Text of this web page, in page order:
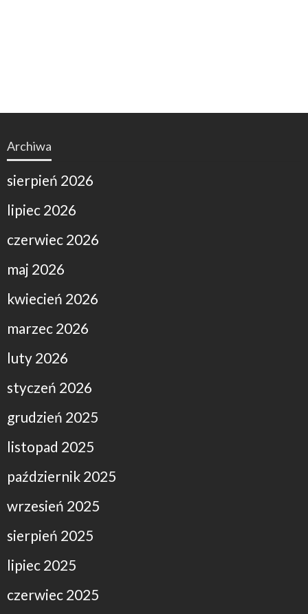
Archiwa
sierpień 2026
lipiec 2026
czerwiec 2026
maj 2026
kwiecień 2026
marzec 2026
luty 2026
styczeń 2026
grudzień 2025
listopad 2025
październik 2025
wrzesień 2025
sierpień 2025
lipiec 2025
czerwiec 2025